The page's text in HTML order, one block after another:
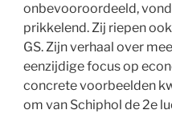
onbevooroordeeld,
prikkelend. Zij riepen
GS. Zijn verhaal over
eenzijdige focus op
concrete voorbeelden
om van Schiphol de 2e